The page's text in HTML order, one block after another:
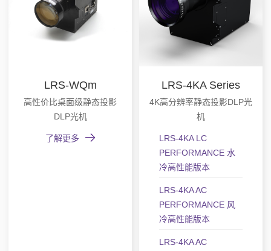
LRS-WQm
高性价比桌面级静态投影
DLP光机
了解更多
LRS-4KA Series
4K高分辨率静态投影DLP光
机
LRS-4KA LC
PERFORMANCE 水
冷高性能版本
LRS-4KA AC
PERFORMANCE 风
冷高性能版本
LRS-4KA AC